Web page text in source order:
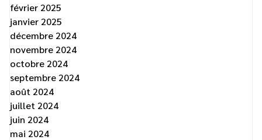
février 2025
janvier 2025
décembre 2024
novembre 2024
octobre 2024
septembre 2024
août 2024
juillet 2024
juin 2024
mai 2024